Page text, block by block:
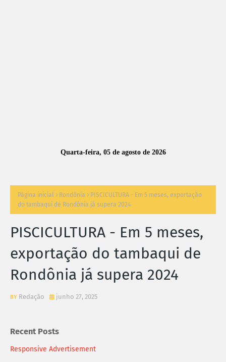
Quarta-feira, 05 de agosto de 2026
Página inicial Rondônia
PISCICULTURA - Em 5 meses, exportação
do tambaqui de Rondônia já supera 2024
PISCICULTURA - Em 5 meses,
exportação do tambaqui de
Rondônia já supera 2024
Redação junho 27, 2025
Recent Posts
Responsive Advertisement